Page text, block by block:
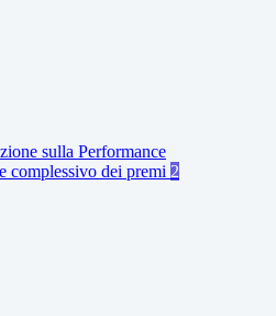
sulla Performance
complessivo dei premi 2